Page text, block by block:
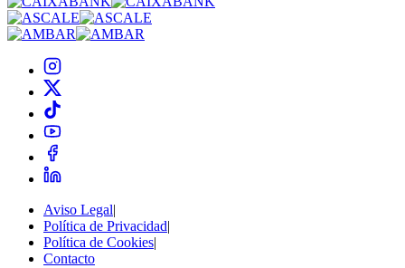
Aviso Legal|
Política de Privacidad|
Política de Cookies|
Contacto